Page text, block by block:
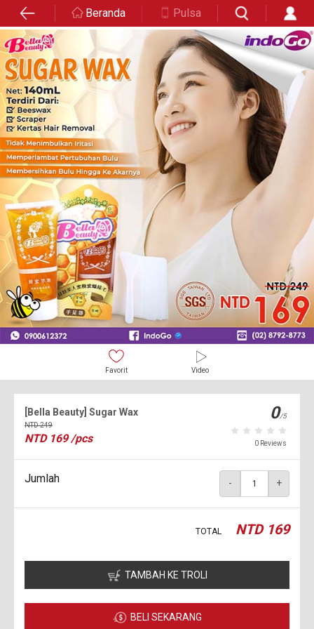
Beranda Pulsa
Favorit Video
[Bella Beauty] Sugar Wax
NTD249
NTD 169 /pcs
0/5
0 Reviews
Jumlah - +
TOTAL NTD 169
TAMBAH KE TROLI
BELI SEKARANG